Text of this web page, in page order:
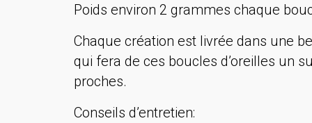
Poids environ 2 grammes chaque
Chaque création est livrée dans une
qui fera de ces boucles d’oreilles un
proches.
Conseils d’entretien: